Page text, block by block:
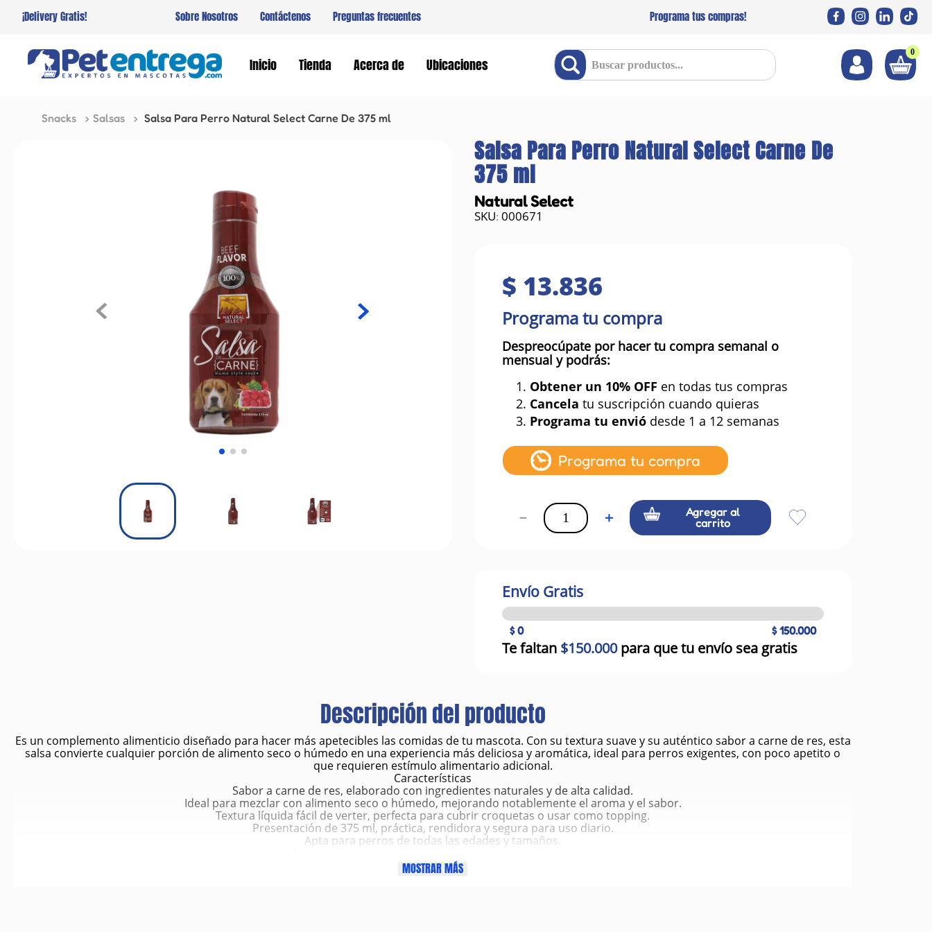
¡Delivery Gratis! Sobre Nosotros Contáctenos Preguntas frecuentes Programa tus compras!
Inicio Tienda Acerca de Ubicaciones
Buscar productos... 0
Snacks Salsas Salsa Para Perro Natural Select Carne De 375 ml
Salsa Para Perro Natural Select Carne De
375 ml
Natural Select
:000671
$ 13.836
Programa tu compra
Despreocúpate por hacer tu compra semanal o
mensual y podrás:
1. Obtener un 10% OFF en todas tus compras
2. Cancela tu suscripción cuando quieras
3. Programa tu envió desde 1 a 12 semanas
Programa tu compra
＋
－
Agregar al
carrito
Envío Gratis
$ 0 $ 150.000
Te faltan $150.000para que tu envío sea gratis
Descripción del producto
Es un complemento alimenticio diseñado para hacer más apetecibles las comidas de tu mascota. Con su textura suave y su auténtico sabor a carne de res, esta
salsa convierte cualquier porción de alimento seco o húmedo en una experiencia más deliciosa y aromática, ideal para perros exigentes, con poco apetito o
que requieren estímulo alimentario adicional.
Características
Sabor a carne de res, elaborado con ingredientes naturales y de alta calidad.
Ideal para mezclar con alimento seco o húmedo, mejorando notablemente el aroma y el sabor.
Textura líquida fácil de verter, perfecta para cubrir croquetas o usar como topping.
Presentación de 375 ml, práctica, rendidora y segura para uso diario.
Apta para perros de todas las edades y tamaños.
Desarrollada para complementar la alimentación, no para reemplazar el alimento principal.
Beneficios
MOSTRAR MÁS